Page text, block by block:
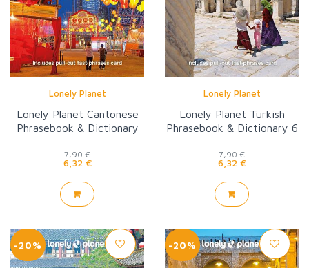
Lonely Planet
Lonely Planet Cantonese
Phrasebook & Dictionary
7,90 €
6,32 €
Lonely Planet
Lonely Planet Turkish
Phrasebook & Dictionary 6
7,90 €
6,32 €
-20% -20%